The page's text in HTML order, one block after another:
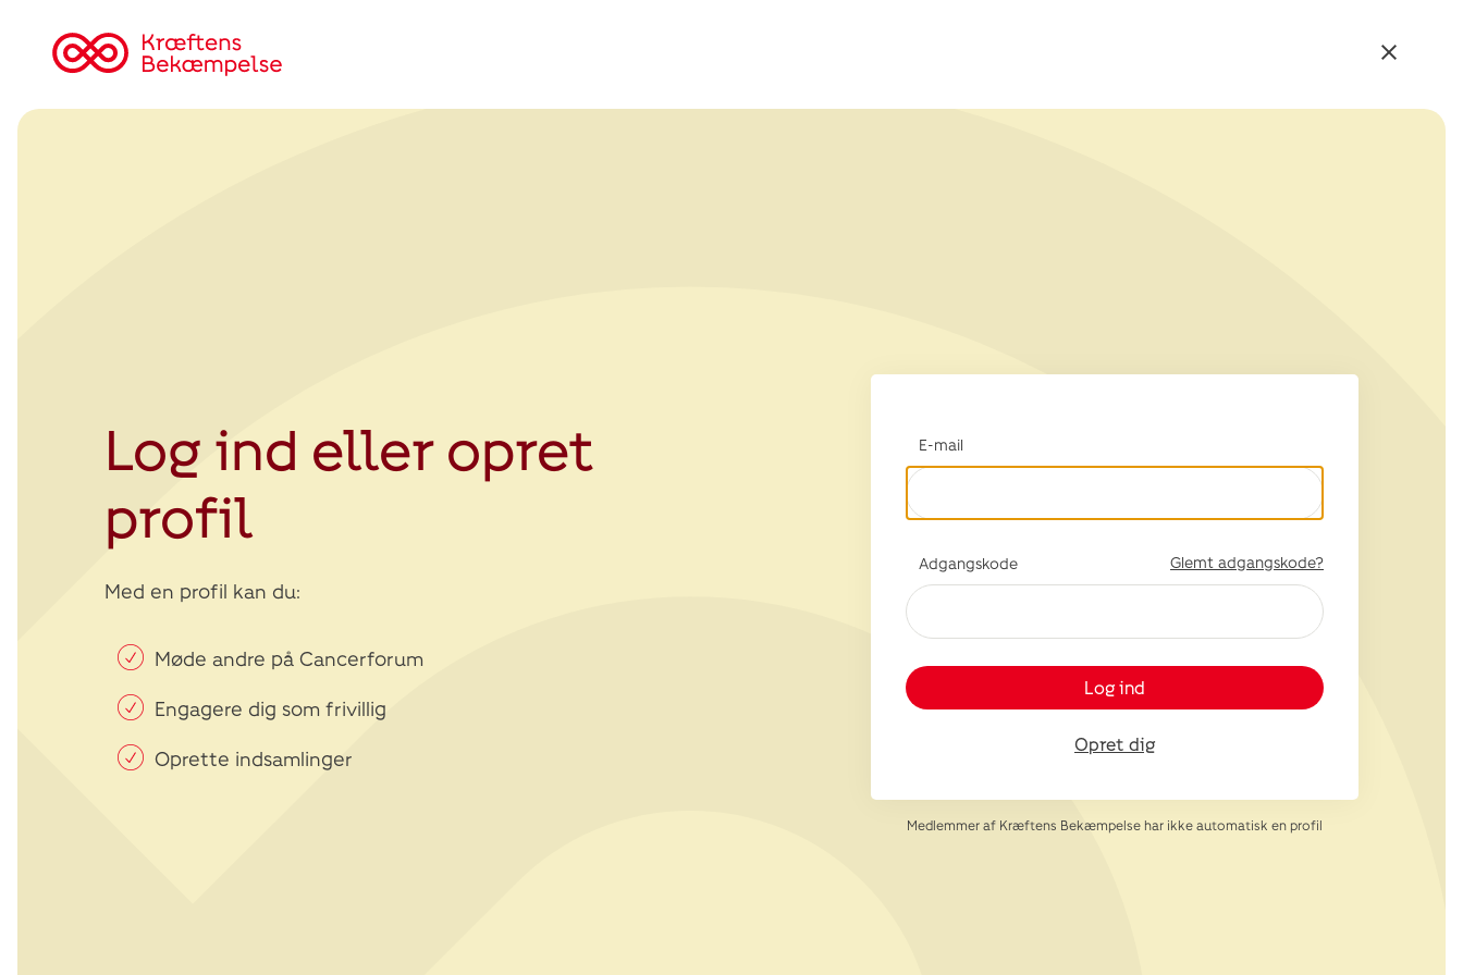
Tilbage
Kræftens
Log ind eller opret
profil
Med en profil kan du:
Møde andre på Cancerforum
Engagere dig som frivillig
Oprette indsamlinger
E-mail
Adgangskode Glemt adgangskode?
Log ind
Opret dig
Medlemmer af Kræftens Bekæmpelse har ikke automatisk en profil